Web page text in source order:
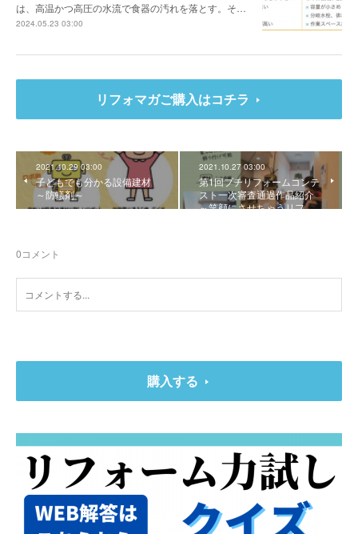
は、高温かつ高圧の水流で食器の汚れを落とす。そ…
2024.05.23 03:00
リフォマガご購入はコチラ
2021.10.29 03:00
子どもでも分かる設備建材
～防蟻剤～
2021.10.27 03:00
第1回プチリフォームコンテ
スト一次審査通過作品紹介
～笑顔にさせちゃうリフ…
0コメント
購入する